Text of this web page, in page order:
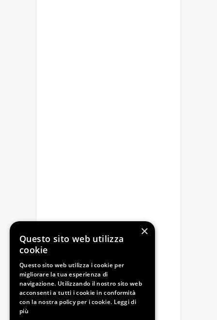
×
Questo sito web utilizza
cookie
Questo sito web utilizza i cookie per
migliorare la tua esperienza di
navigazione. Utilizzando il nostro sito web
acconsenti a tutti i cookie in conformità
con la nostra policy per i cookie. Leggi di
più